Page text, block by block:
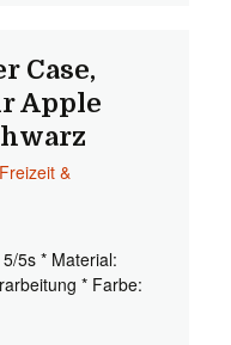
Case,
Apple
Freizeit &
5s * Material:
* Farbe: